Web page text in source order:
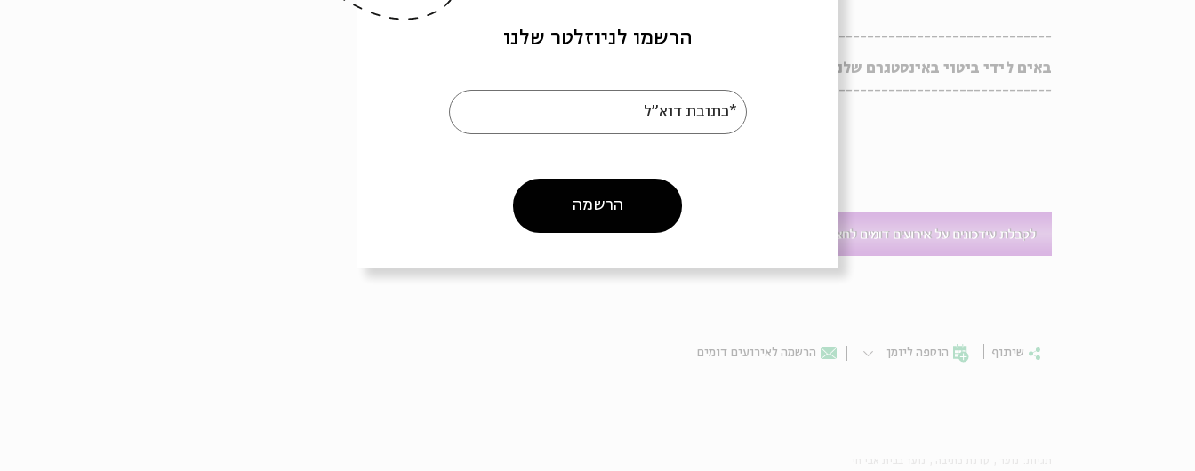
-------------------------------
באים לידי ביטוי באינסטגרם שלנו >>
--------------------------------
שיתוף הוספה ליומן הרשמה לאירועים דומים
הרשמו לניוזלטר שלנו
*כתובת דוא"ל
הרשמה